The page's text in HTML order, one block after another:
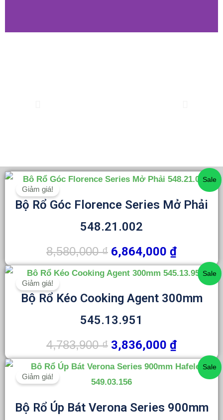
Sale
Giảm giá!
Bộ Rổ Góc Florence Series Mở Phải
548.21.002
8,580,000₫
Giá
là:
8,580,000 ₫.
6,864,000 ₫
Giá
tại
Sale
Giảm giá!
Bộ Rổ Kéo Cooking Agent 300mm
545.13.951
4,783,900₫
Giá
là:
4,783,900 ₫.
3,836,000 ₫
Giá
tại
Sale
Giảm giá!
Bộ Rổ Úp Bát Verona Series 900mm
Giá
gốc
2,690,000 ₫.
Giá
là: